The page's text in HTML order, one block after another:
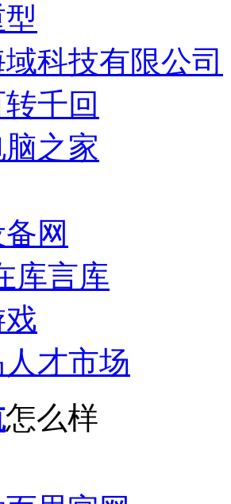
科技有限公司
千回
之家
网
库言库
才市场
怎么样